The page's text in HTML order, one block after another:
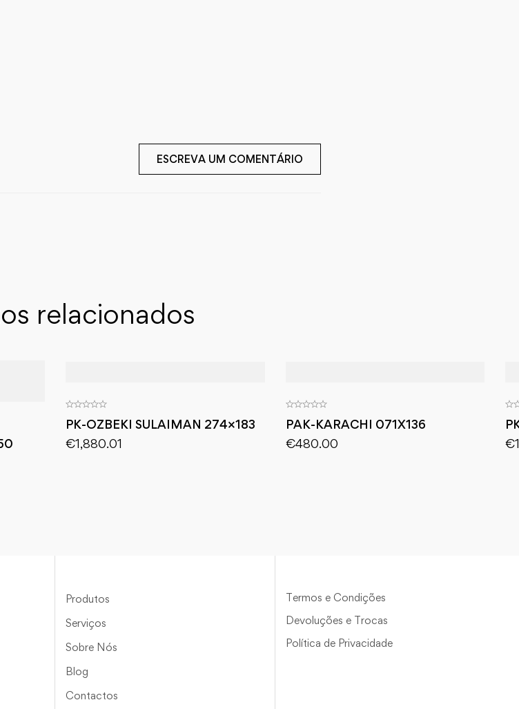
ESCREVA UM COMENTÁRIO
relacionados
PK-OZBEKI SULAIMAN 274×183
€1,880.01
PAK-KARACHI 071X136
€480.00
€
Produtos
Serviços
Sobre Nós
Blog
Contactos
Termos e Condições
Devoluções e Trocas
Política de Privacidade